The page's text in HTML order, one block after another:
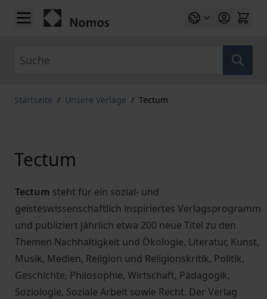
Zum Inhalt springen
Startseite / Unsere Verlage / Tectum
Tectum
Tectum steht für ein sozial- und
geisteswissenschaftlich inspiriertes Verlagsprogramm
und publiziert jährlich etwa 200 neue Titel zu den
Themen Nachhaltigkeit und Ökologie, Literatur, Kunst,
Musik, Medien, Religion und Religionskritik, Politik,
Geschichte, Philosophie, Wirtschaft, Pädagogik,
Soziologie, Soziale Arbeit sowie Recht. Der Verlag